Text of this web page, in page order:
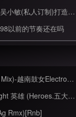
海口DJ小马哥-专为吴小敏(私人订制)打造全新蒙蒙飘飘DJ0898全程摇头晃脑专用私人曲House串烧
以前的节奏还在吗
越南语-黄昏(DjKen Mix)-越南鼓女ElectroHouse
罗百吉 - Hero Tonight 英雄 (Heroes.五大侠 Remix)
Rmx)[Rnb]